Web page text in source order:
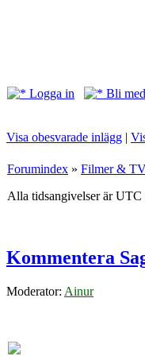
Logga in
Bli
Visa obesvarade inlägg |
Forumindex » Filmer &
Alla tidsangivelser är
Kommentera
Moderator: Ainur